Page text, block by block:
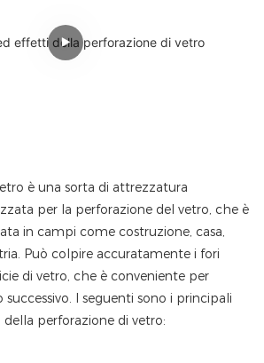
è una sorta di attrezzatura
per la perforazione del vetro, che è
in campi come costruzione, casa,
Può colpire accuratamente i fori
di vetro, che è conveniente per
successivo. I seguenti sono i principali
perforazione di vetro: